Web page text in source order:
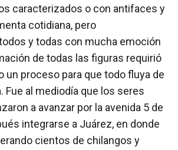
caracterizados o con antifaces y
cotidiana, pero
y todas con mucha emoción
de todas las figuras requirió
un proceso para que todo fluya de
Fue al mediodía que los seres
a avanzar por la avenida 5 de
integrarse a Juárez, en donde
cientos de chilangos y